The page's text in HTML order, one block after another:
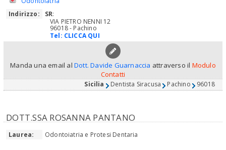
Indirizzo:
SR:
VIA PIETRO NENNI 12
96018 - Pachino
Tel: CLICCA QUI
Manda una email al Dott. Davide Guarnaccia attraverso il Modulo
Contatti
Sicilia Dentista Siracusa Pachino 96018
DOTT.SSA ROSANNA PANTANO
Laurea: Odontoiatria e Protesi Dentaria